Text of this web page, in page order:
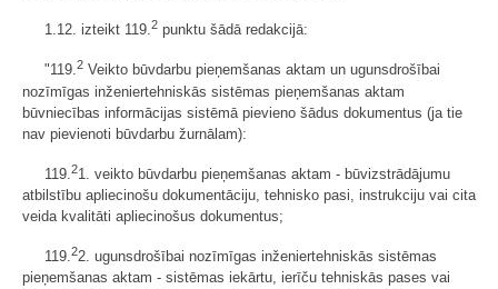
1.12. izteikt 119.2 punktu šādā redakcijā:
"119.2 Veikto būvdarbu pieņemšanas aktam un ugunsdrošībai
nozīmīgas inženiertehniskās sistēmas pieņemšanas aktam
būvniecības informācijas sistēmā pievieno šādus dokumentus (ja tie
nav pievienoti būvdarbu žurnālam):
119. 21. veikto būvdarbu pieņemšanas aktam - būvizstrādājumu
atbilstību apliecinošu dokumentāciju, tehnisko pasi, instrukciju vai cita
veida kvalitāti apliecinošus dokumentus;
119.22. ugunsdrošībai nozīmīgas inženiertehniskās sistēmas
pieņemšanas aktam - sistēmas iekārtu, ierīču tehniskās pases vai